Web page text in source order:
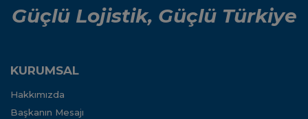
Güçlü Lojistik, Güçlü Türkiye
KURUMSAL
Hakkımızda
Başkanın Mesajı